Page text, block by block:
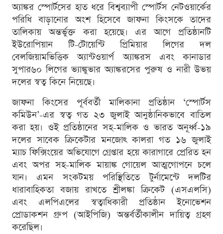
অ্যাঙ্কর স্পোর্টসের হাত ধরে বিশ্বব্যাপী স্পোর্টস নেটওয়ার্কের
পরিধি বাড়ানোর অংশ হিসেবে জাফনা কিংসকে তাদের
তালিকায় অন্তর্ভুক্ত করা হয়েছে। এর আগে প্রতিষ্ঠানটি
ইউরোপিয়ান টি-টোয়েন্টি প্রিমিয়ার লিগের দল
বেলজিয়ামভিত্তিক অ্যান্টওয়ার্প অ্যাঙ্করস এবং কানাডার
সুপার৬০ লিগের ভ্যাঙ্কুভার অ্যাঙ্করসের পুরুষ ও নারী উভয়
দলের স্বত্ব কিনে নিয়েছে।
জাফনা কিংসের পূর্ববর্তী মালিকানা প্রতিষ্ঠান ‘স্পোর্টস
কমিউন’-এর স্বত্ব গত ২৩ জুলাই আনুষ্ঠানিকভাবে বাতিল
করা হয়। ওই প্রতিষ্ঠানের সহ-মালিক ও ভারত অনূর্ধ্ব-১৯
দলের সাবেক ক্রিকেটার মনজোৎ কালরা গত ১৬ জুলাই
ম্যাচ ফিক্সিংয়ের অভিযোগে গ্রেপ্তার হয়ে কারাগারে প্রেরিত হন
এবং অপর সহ-মালিক মায়াঙ্ক গোয়েল আত্মগোপনে চলে
যান। এমন সংকটময় পরিস্থিতিতে টুর্নামেন্টে দলটির
ধারাবাহিকতা বজায় রাখতে শ্রীলঙ্কা ক্রিকেট (এসএলসি)
এবং এলপিএলের স্বত্বাধিকারী প্রতিষ্ঠান ইনোভেশন
প্রোডাকশন গ্রুপ (আইপিজি) অন্তর্বর্তীকালীন দায়িত্ব গ্রহণ
করেছিল।